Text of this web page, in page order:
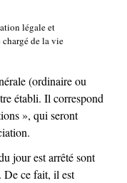
légale et
de la vie
(ordinaire ou
établi. Il correspond
», qui seront
jour est arrêté sont
De ce fait, il est